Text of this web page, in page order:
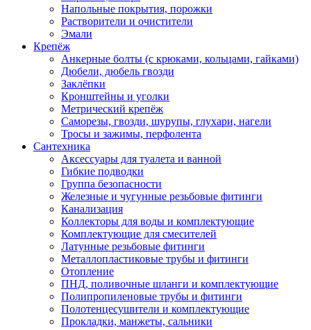
Напольные покрытия, порожки
Растворители и очистители
Эмали
Крепёж
Анкерные болты (с крюками, кольцами, гайками)
Дюбели, дюбель гвозди
Заклёпки
Кронштейны и уголки
Метрический крепёж
Саморезы, гвозди, шурупы, глухари, нагели
Тросы и зажимы, перфолента
Сантехника
Аксессуары для туалета и ванной
Гибкие подводки
Группа безопасности
Железные и чугунные резьбовые фитинги
Канализация
Коллекторы для воды и комплектующие
Комплектующие для смесителей
Латунные резьбовые фитинги
Металлопластиковые трубы и фитинги
Отопление
ПНД, поливочные шланги и комплектующие
Полипропиленовые трубы и фитинги
Полотенцесушители и комплектующие
Прокладки, манжеты, сальники